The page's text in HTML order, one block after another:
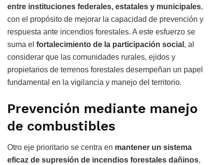
entre instituciones federales, estatales y municipales,
con el propósito de mejorar la capacidad de prevención y
respuesta ante incendios forestales. A este esfuerzo se
suma el fortalecimiento de la participación social , al
considerar que las comunidades rurales, ejidos y
propietarios de terrenos forestales desempeñan un papel
fundamental en la vigilancia y manejo del territorio.
Prevención mediante manejo
de combustibles
Otro eje prioritario se centra en mantener un sistema
eficaz de supresión de incendios forestales dañinos,